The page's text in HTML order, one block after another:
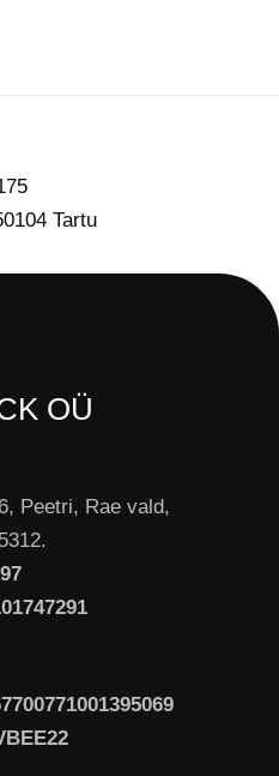
Tartu
OÜ
Peetri, Rae vald,